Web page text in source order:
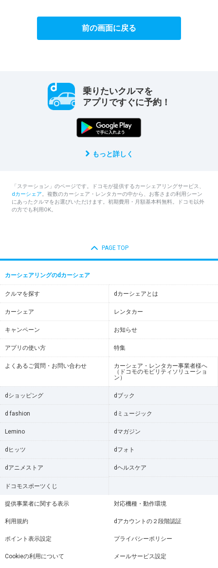
前の画面に戻る
乗りたいクルマを
アプリですぐに予約！
もっと詳しく
「ステーション」のページです。ドコモが提供するカーシェアリングサービス、
dカーシェア。複数のカーシェア・レンタカーの中から、お客さまの利用シーン
にあったクルマをお選びいただけます。初期費用・月額基本料無料。ドコモ以外
の方でも利用OK。
PAGE TOP
カーシェアリングのdカーシェア
クルマを探す dカーシェアとは
カーシェア レンタカー
キャンペーン お知らせ
アプリの使い方 特集
よくあるご質問・お問い合わせ
カーシェア・レンタカー事業者様へ
（ドコモのモビリティソリューショ
ン）
dショッピング dブック
d fashion dミュージック
Lemino dマガジン
dヒッツ dフォト
dアニメストア dヘルスケア
ドコモスポーツくじ
提供事業者に関する表示 対応機種・動作環境
利用規約 dアカウントの２段階認証
ポイント表示設定 プライバシーポリシー
Cookieの利用について メールサービス設定